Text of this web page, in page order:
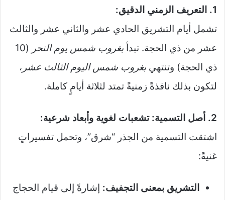
1. التعريف الزمني الدقيق:
تشمل أيام التشريق الحادي عشر والثاني عشر والثالث
عشر من ذي الحجة. تبدأ بغروب شمس يوم النحر
(10
ذي الحجة) وتنتهي بغروب شمس اليوم الثالث عشر ،
لتكون بذلك نافذةً زمنيةً تمتد لثلاثة أيامٍ كاملة.
2. أصل التسمية: تشعبات لغوية وأبعاد شرعية:
اشتقت التسمية من الجذر “شرق”، وتحمل تفسيراتٍ
غنيةً:
التشريق بمعنى التجفيف: إشارةً إلى قيام الحجاج